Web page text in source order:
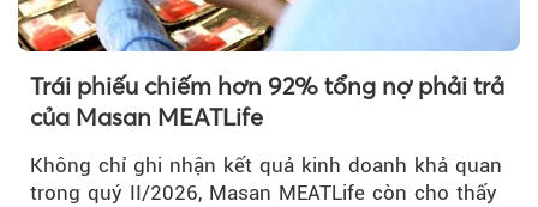
Trái phiếu chiếm hơn 92% tổng nợ phải trả
của Masan MEATLife
Không chỉ ghi nhận kết quả kinh doanh khả quan
trong quý II/2026, Masan MEATLife còn cho thấy